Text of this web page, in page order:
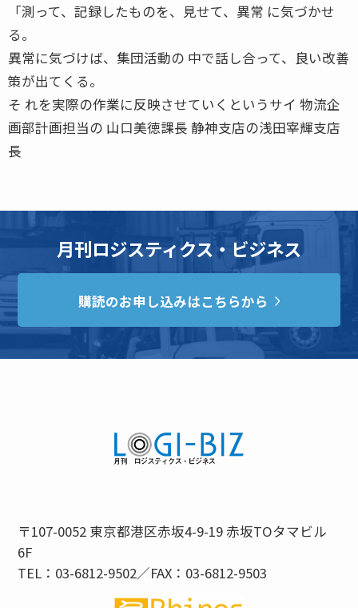
「測って、記録したものを、見せて、異常 に気づかせ
る。
異常に気づけば、集団活動の 中で話し合って、良い改善
策が出てくる。
そ れを実際の作業に反映させていくというサイ 物流企
画部計画担当の 山口美徳課長 静神支店の浅田宰輝支店
長
月刊ロジスティクス・ビジネス
購読のお申し込みはこちらから
〒107-0052 東京都港区赤坂4-9-19 赤坂TOタマビル
6F
TEL：03-6812-9502／FAX：03-6812-9503